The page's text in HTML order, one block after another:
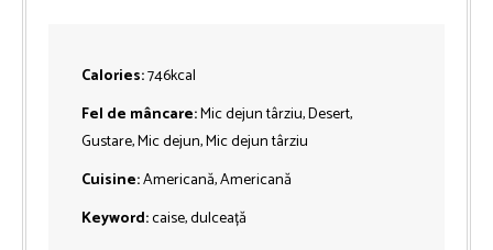
Calories:746kcal
Fel de mâncare:Mic dejun târziu, Desert,
Gustare, Mic dejun, Mic dejun târziu
Cuisine:Americană, Americană
Keyword:caise, dulceață